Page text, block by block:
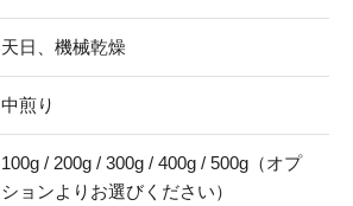
天日、機械乾燥
中煎り
100g / 200g / 300g / 400g / 500g（オプ
ションよりお選びください）